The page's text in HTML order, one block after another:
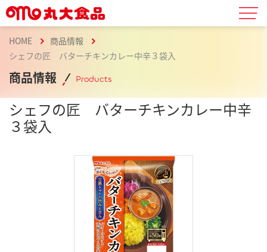
HOME
商品情報
シェフの匠 バターチキンカレー中辛３袋入
商品情報 Products
シェフの匠 バターチキンカレー中辛
３袋入